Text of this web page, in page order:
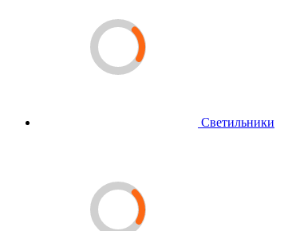
Светильники